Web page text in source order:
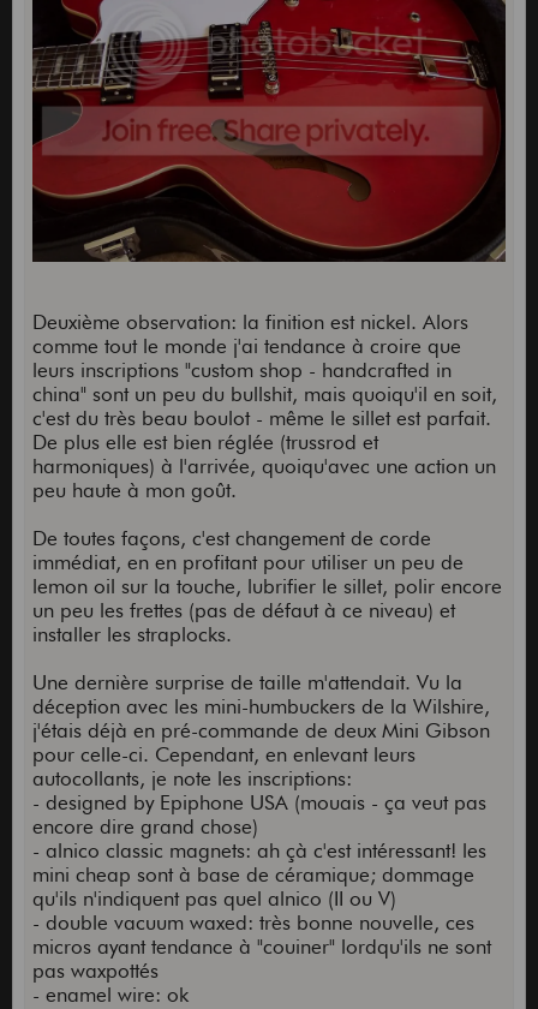
Deuxième observation: la finition est nickel. Alors
comme tout le monde j'ai tendance à croire que
leurs inscriptions "custom shop - handcrafted in
china" sont un peu du bullshit, mais quoiqu'il en soit,
c'est du très beau boulot - même le sillet est parfait.
De plus elle est bien réglée (trussrod et
harmoniques) à l'arrivée, quoiqu'avec une action un
peu haute à mon goût.
De toutes façons, c'est changement de corde
immédiat, en en profitant pour utiliser un peu de
lemon oil sur la touche, lubrifier le sillet, polir encore
un peu les frettes (pas de défaut à ce niveau) et
installer les straplocks.
Une dernière surprise de taille m'attendait. Vu la
déception avec les mini-humbuckers de la Wilshire,
j'étais déjà en pré-commande de deux Mini Gibson
pour celle-ci. Cependant, en enlevant leurs
autocollants, je note les inscriptions:
- designed by Epiphone USA (mouais - ça veut pas
encore dire grand chose)
- alnico classic magnets: ah çà c'est intéressant! les
mini cheap sont à base de céramique; dommage
qu'ils n'indiquent pas quel alnico (II ou V)
- double vacuum waxed: très bonne nouvelle, ces
micros ayant tendance à "couiner" lordqu'ils ne sont
pas waxpottés
- enamel wire: ok